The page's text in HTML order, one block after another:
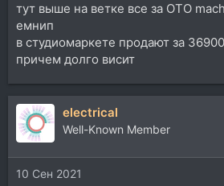
тут выше на ветке все за OTO
емнип
в студиомаркете продают за 36900
причем долго висит
electrical
Well-Known Member
10 Сен 2021